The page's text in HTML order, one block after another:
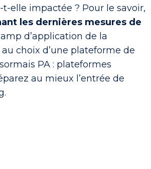
t-elle impactée ? Pour le savoir,
les dernières mesures de
d’application de la
choix d’une plateforme de
PA : plateformes
au mieux l’entrée de